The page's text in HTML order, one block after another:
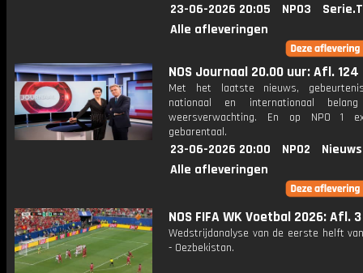
23-06-2026 20:05 NPO3
Alle afleveringen
NOS Journaal 20.00 uur: Afl. 124
Met het laatste nieuws,
nationaal en internationaal
weersverwachting. En op NPO 1
gebarentaal.
23-06-2026 20:00 NPO2
Alle afleveringen
NOS FIFA WK Voetbal 2026: Afl. 3
Wedstrijdanalyse van de eerste helft
- Oezbekistan.